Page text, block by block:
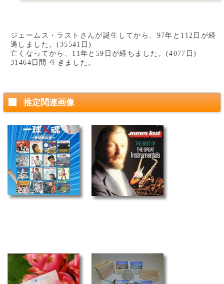
ジェームス・ラストさんが誕生してから、97年と112日が経
過しました。(35541日)
亡くなってから、11年と59日が経ちました。(4077日)
31464日間 生きました。
推定関連画像